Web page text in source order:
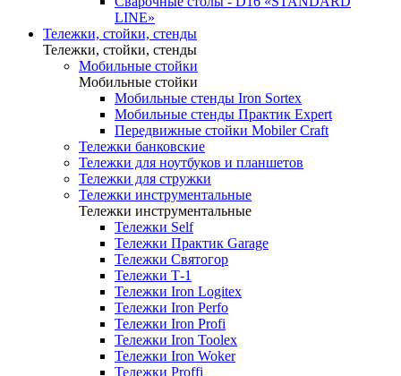
LINE»
Тележки, стойки, стенды
Тележки, стойки, стенды
Мобильные стойки
Мобильные стойки
Мобильные стенды Iron Sortex
Мобильные стенды Практик Expert
Передвижные стойки Mobiler Craft
Тележки банковские
Тележки для ноутбуков и планшетов
Тележки для стружки
Тележки инструментальные
Тележки инструментальные
Тележки Self
Тележки Практик Garage
Тележки Святогор
Тележки Т-1
Тележки Iron Logitex
Тележки Iron Perfo
Тележки Iron Profi
Тележки Iron Toolex
Тележки Iron Woker
Тележки Proffi